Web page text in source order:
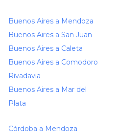
Buenos Aires a Mendoza
Buenos Aires a San Juan
Buenos Aires a Caleta
Buenos Aires a Comodoro
Rivadavia
Buenos Aires a Mar del
Plata
Córdoba a Mendoza